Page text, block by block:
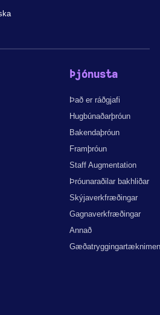
Þjónusta
Það er ráðgjafi
Hugbúnaðarþróun
Bakendaþróun
Framþróun
Staff Augmentation
Þróunaraðilar bakhliðar
Skýjaverkfræðingar
Gagnaverkfræðingar
Annað